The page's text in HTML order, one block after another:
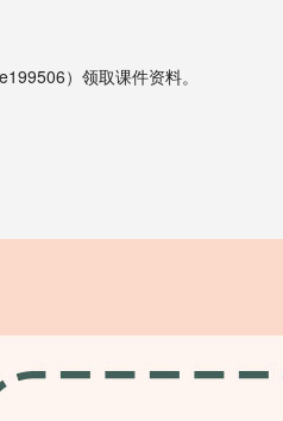
）领取课件资料。